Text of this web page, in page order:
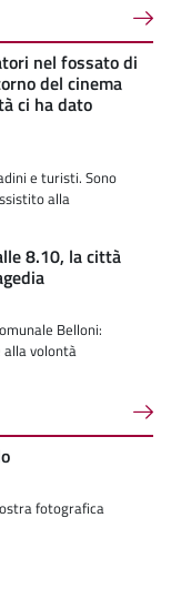
nel fossato di
del cinema
ci ha dato
e turisti. Sono
alla
8.10, la città
Belloni:
alla volontà
fotografica